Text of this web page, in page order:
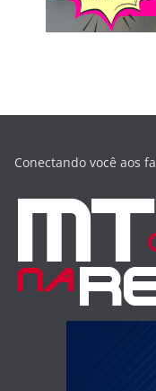
Conectando você aos